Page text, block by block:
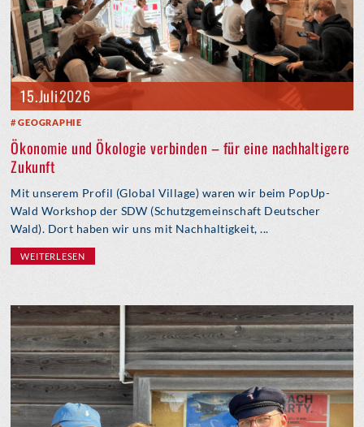
15. Juli 2026
GEOGRAPHIE
Ökonomie und Ökologie verbinden – für eine nachhaltigere
Zukunft
Mit unserem Profil (Global Village) waren wir beim PopUp-
Wald Workshop der SDW (Schutzgemeinschaft Deutscher
Wald). Dort haben wir uns mit Nachhaltigkeit, ...
WEITERLESEN